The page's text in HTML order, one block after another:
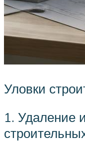
Уловки
1. Удаление